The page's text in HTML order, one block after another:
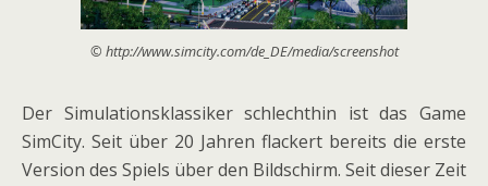
© http://www.simcity.com/de_DE/media/screenshot
Der Simulationsklassiker schlechthin ist das Game
SimCity. Seit über 20 Jahren flackert bereits die erste
Version des Spiels über den Bildschirm. Seit dieser Zeit